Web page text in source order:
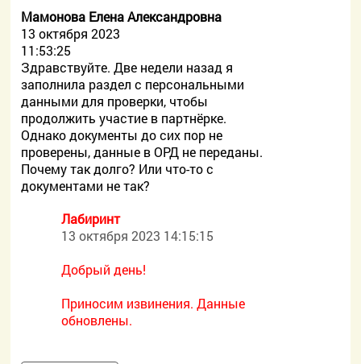
Мамонова Елена Александровна
13 октября 2023
11:53:25
Здравствуйте. Две недели назад я
заполнила раздел с персональными
данными для проверки, чтобы
продолжить участие в партнёрке.
Однако документы до сих пор не
проверены, данные в ОРД не переданы.
Почему так долго? Или что-то с
документами не так?
Лабиринт
13 октября 2023 14:15:15
Добрый день!
Приносим извинения. Данные
обновлены.